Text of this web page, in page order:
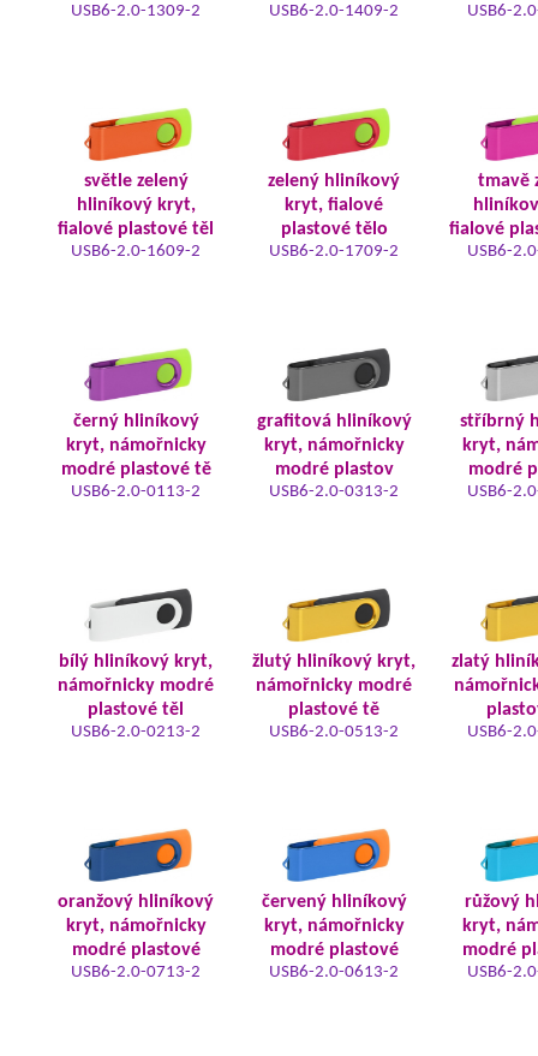
USB6-2.0-1309-2 USB6-2.0-1409-2 USB6-
světle zelený
hliníkový kryt,
fialové plastové těl
USB6-2.0-1609-2
zelený hliníkový
kryt, fialové
plastové tělo
USB6-2.0-1709-2
tmavě
fialové
USB6-
černý hliníkový
kryt, námořnicky
modré plastové tě
USB6-2.0-0113-2
grafitová hliníkový
kryt, námořnicky
modré plastov
USB6-2.0-0313-2
stříbrný
kryt,
modré
USB6-
bílý hliníkový kryt,
námořnicky modré
plastové těl
USB6-2.0-0213-2
žlutý hliníkový kryt,
námořnicky modré
plastové tě
USB6-2.0-0513-2
zlatý
USB6-
oranžový hliníkový
kryt, námořnicky
modré plastové
USB6-2.0-0713-2
červený hliníkový
kryt, námořnicky
modré plastové
USB6-2.0-0613-2
růžový
kryt,
modré
USB6-